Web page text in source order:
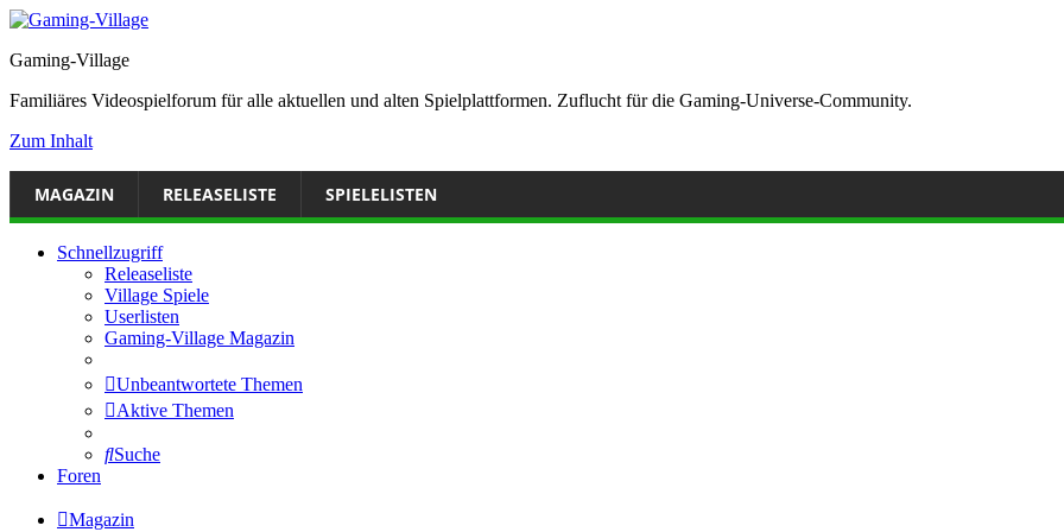
Gaming-Village
Familiäres Videospielforum für alle aktuellen und alten Spielplattformen. Zuflucht für die Gaming-Universe-Community.
Zum Inhalt
MAGAZIN RELEASELISTE SPIELELISTEN
Schnellzugriff
Releaseliste
Village Spiele
Userlisten
Gaming-Village Magazin
Unbeantwortete Themen
Aktive Themen
Suche
Foren
Magazin